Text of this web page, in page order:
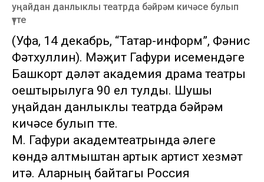
уңайдан данлыклы театрда бәйрәм кичәсе булып
үтте
(Уфа, 14 декабрь, “Татар-информ”, Фәнис
Фәтхуллин). Мәҗит Гафури исемендәге
Башкорт дәүләт академия драма театры
оештырылуга 90 ел тулды. Шушы
уңайдан данлыклы театрда бәйрәм
кичәсе булып үтте.
М. Гафури академтеатрында әлеге
көндә алтмыштан артык артист хезмәт
итә. Аларның байтагы Россия